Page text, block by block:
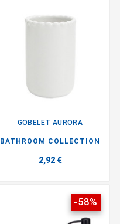
GOBELET AURORA
BATHROOM COLLECTION
2,92 €
-58%